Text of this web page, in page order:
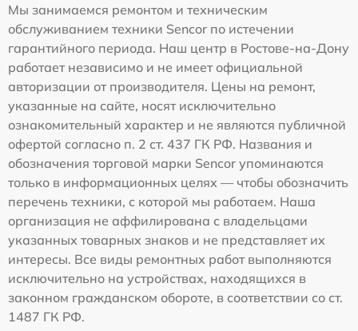
Мы занимаемся ремонтом и техническим
обслуживанием техники Sencor по истечении
гарантийного периода. Наш центр в Ростове-на-Дону
работает независимо и не имеет официальной
авторизации от производителя. Цены на ремонт,
указанные на сайте, носят исключительно
ознакомительный характер и не являются публичной
офертой согласно п. 2 ст. 437 ГК РФ. Названия и
обозначения торговой марки Sencor упоминаются
только в информационных целях — чтобы обозначить
перечень техники, с которой мы работаем. Наша
организация не аффилирована с владельцами
указанных товарных знаков и не представляет их
интересы. Все виды ремонтных работ выполняются
исключительно на устройствах, находящихся в
законном гражданском обороте, в соответствии со ст.
1487 ГК РФ.